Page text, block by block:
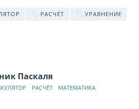
РАСЧЁТ
УРАВНЕНИЕ
Паскаля
РАСЧЁТ
МАТЕМАТИКА